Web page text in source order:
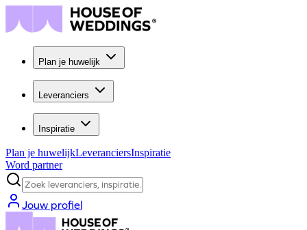
Plan je huwelijk
Leveranciers
Inspiratie
Plan je huwelijkLeveranciersInspiratie
Word partner
Zoek leveranciers, inspiratie...
Jouw profiel